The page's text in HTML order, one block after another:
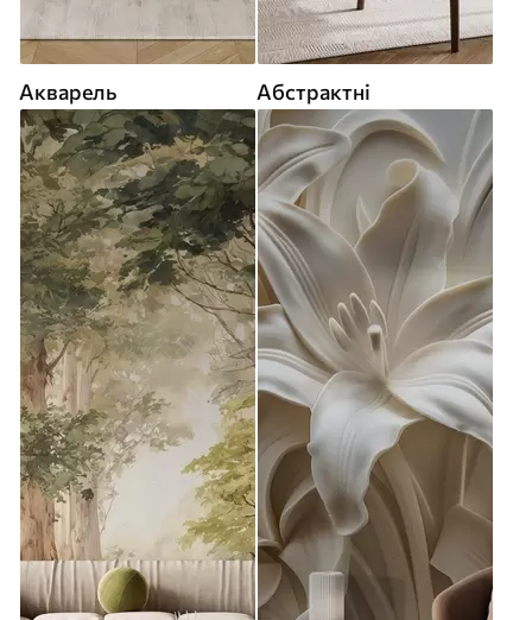
Акварель Абстрактні